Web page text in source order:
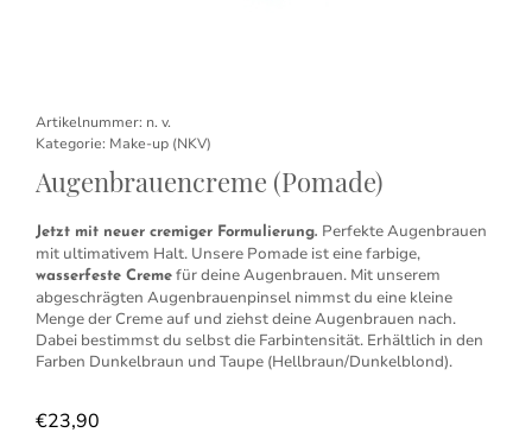
Artikelnummer: n. v.
Kategorie: Make-up (NKV)
Augenbrauencreme (Pomade)
Jetzt mit neuer cremiger Formulierung. Perfekte Augenbrauen
mit ultimativem Halt. Unsere Pomade ist eine farbige,
wasserfeste Creme für deine Augenbrauen. Mit unserem
abgeschrägten Augenbrauenpinsel nimmst du eine kleine
Menge der Creme auf und ziehst deine Augenbrauen nach.
Dabei bestimmst du selbst die Farbintensität. Erhältlich in den
Farben Dunkelbraun und Taupe (Hellbraun/Dunkelblond).
€23,90